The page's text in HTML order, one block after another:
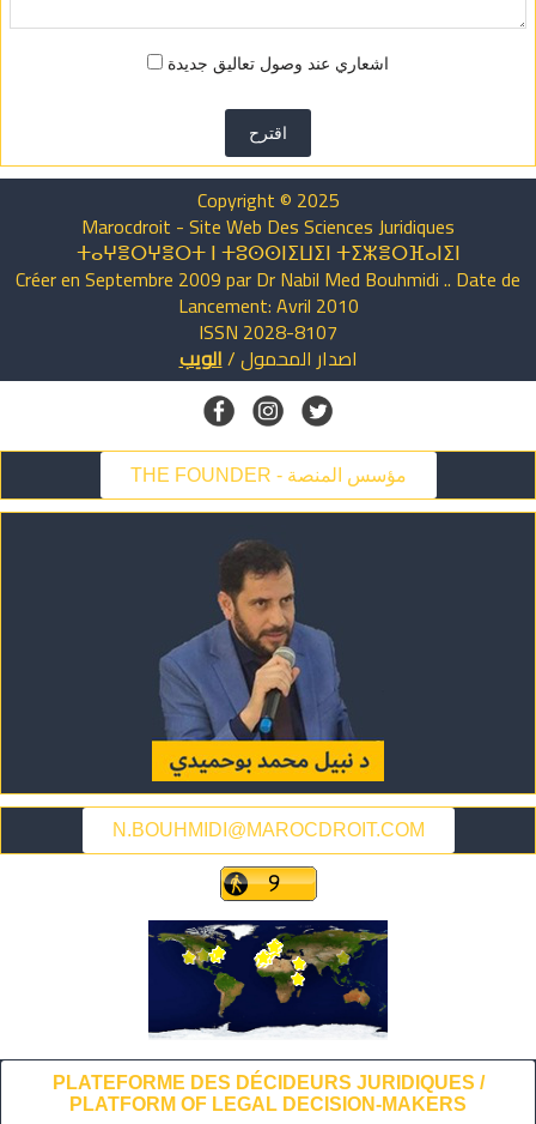
اشعاري عند وصول تعاليق جديدة
اقترح
Copyright © 2025
Marocdroit - Site Web Des Sciences Juridiques
ⵜⴰⵖⴻⵔⵖⴻⵔⵜ ⵏ ⵜⵓⵙⵙⵏⵉⵡⵉⵏ ⵜⵉⵣⴻⵔⴼⴰⵏⵉⵏ
Créer en Septembre 2009 par Dr Nabil Med Bouhmidi .. Date de
Lancement: Avril 2010
ISSN 2028-8107
اصدار المحمول/الويب
THE FOUNDER - مؤسس المنصة
N.BOUHMIDI@MAROCDROIT.COM
PLATEFORME DES DÉCIDEURS JURIDIQUES /
PLATFORM OF LEGAL DECISION-MAKERS